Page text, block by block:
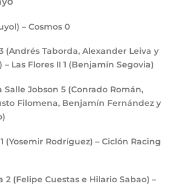
– Cosmos 0
(Andrés Taborda, Alexander Leiva y
Las Flores II 1 (Benjamín Segovia)
Salle Jobson 5 (Conrado Román,
Filomena, Benjamín Fernández y
1 (Yosemir Rodríguez) – Ciclón Racing
2 (Felipe Cuestas e Hilario Sabao) –